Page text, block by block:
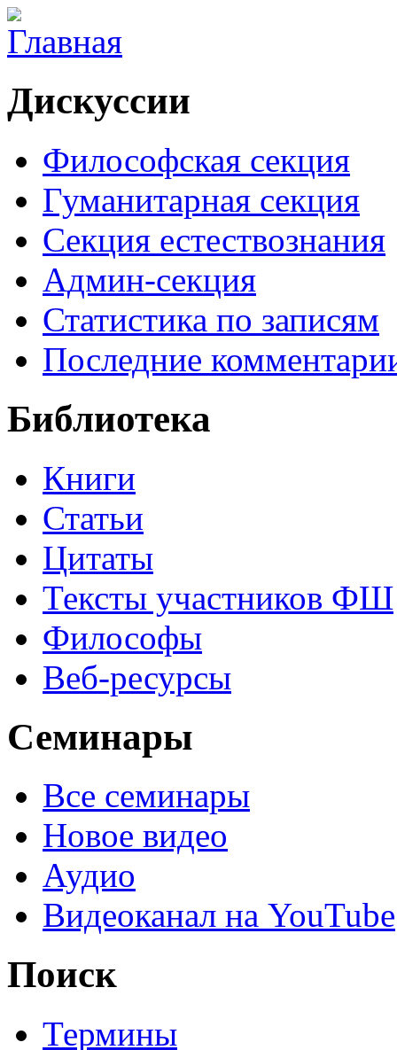
Дискуссии
Философская секция
Гуманитарная секция
Секция естествознания
Админ-секция
Статистика по записям
Последние
Библиотека
Книги
Статьи
Цитаты
Тексты участников ФШ
Философы
Веб-ресурсы
Семинары
Все семинары
Новое видео
Аудио
Видеоканал на YouTube
Поиск
Термины